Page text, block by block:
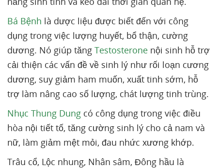
Bá Bệnh là dược liệu được biết đến với công
dụng trong việc lượng huyết, bổ thận, cường
dương. Nó giúp tăng Testosterone nội sinh hỗ trợ
cải thiện các vấn đề về sinh lý như rối loạn cương
dương, suy giảm ham muốn, xuất tinh sớm, hỗ
trợ làm nâng cao số lượng, chát lượng tinh trùng.
Nhục Thung Dung có công dụng trong việc điều
hòa nội tiết tố, tăng cường sinh lý cho cả nam và
nữ, làm giảm mệt mỏi, đau nhức xương khớp.
Trâu cổ, Lộc nhung, Nhân sâm, Đông hầu là